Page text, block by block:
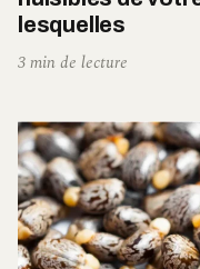
lesquelles
3 min de lecture